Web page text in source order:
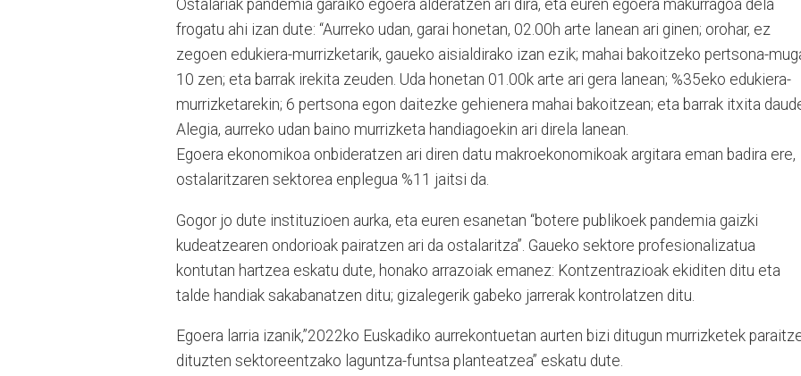
Ostalariak pandemia garaiko egoera alderatzen ari dira, eta euren egoera makurragoa dela
frogatu ahi izan dute: “Aurreko udan, garai honetan, 02.00h arte lanean ari ginen; orohar, ez
zegoen edukiera-murrizketarik, gaueko aisialdirako izan ezik; mahai bakoitzeko pertsona-
10 zen; eta barrak irekita zeuden. Uda honetan 01.00k arte ari gera lanean; %35eko edukiera-
murrizketarekin; 6 pertsona egon daitezke gehienera mahai bakoitzean; eta barrak itxita
Alegia, aurreko udan baino murrizketa handiagoekin ari direla lanean.
Egoera ekonomikoa onbideratzen ari diren datu makroekonomikoak argitara eman badira ere,
ostalaritzaren sektorea enplegua %11 jaitsi da.
Gogor jo dute instituzioen aurka, eta euren esanetan “botere publikoek pandemia gaizki
kudeatzearen ondorioak pairatzen ari da ostalaritza”. Gaueko sektore profesionalizatua
kontutan hartzea eskatu dute, honako arrazoiak emanez: Kontzentrazioak ekiditen ditu eta
talde handiak sakabanatzen ditu; gizalegerik gabeko jarrerak kontrolatzen ditu.
Egoera larria izanik,”2022ko Euskadiko aurrekontuetan aurten bizi ditugun murrizketek
dituzten sektoreentzako laguntza-funtsa planteatzea” eskatu dute.